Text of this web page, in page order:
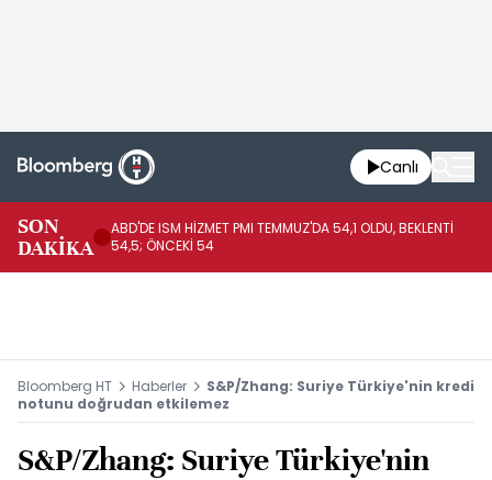
Canlı
SON
DAKİKA
ABD'DE ISM HİZMET PMI TEMMUZ'DA 54,1 OLDU, BEKLENTİ
54,5; ÖNCEKİ 54
Bloomberg HT Haberler
S&P/Zhang: Suriye Türkiye'nin kredi
notunu doğrudan etkilemez
S&P/Zhang: Suriye Türkiye'nin